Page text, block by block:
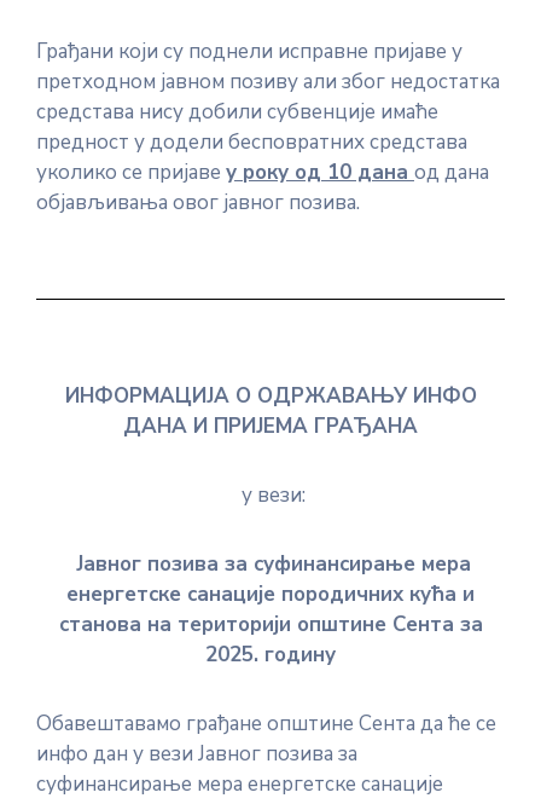
Грађани који су поднели исправне пријаве у
претходном јавном позиву али због недостатка
средстава нису добили субвенције имаће
предност у додели бесповратних средстава
уколико се пријаве у року од 10 дана од дана
објављивања овог јавног позива.
ИНФОРМАЦИЈА О ОДРЖАВАЊУ ИНФО
ДАНА И ПРИЈЕМА ГРАЂАНА
у вези:
Јавног позива за суфинансирање мера
енергетске санације породичних кућа и
станова на територији општине Сента за
2025. годину
Обавештавамо грађане општине Сента да ће се
инфо дан у вези Јавног позива за
суфинансирање мера енергетске санације